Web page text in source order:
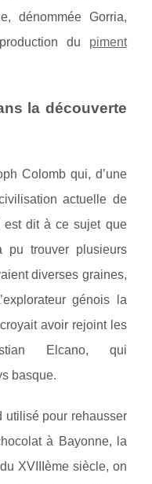
dénommée Gorria,
du piment
la découverte
Colomb qui, d’une
actuelle de
est dit à ce sujet que
pu trouver plusieurs
diverses graines,
génois la
avoir rejoint les
Elcano, qui
basque.
utilisé pour rehausser
à Bayonne, la
XVIIIème siècle, on